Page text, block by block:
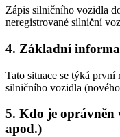
Zápis silničního vozidla
neregistrované silniční
4. Základní
Tato situace se týká první
silničního vozidla
5. Kdo je oprávněn
apod.)